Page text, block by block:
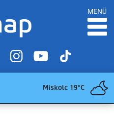
MENÜ
Miskolc 19°C